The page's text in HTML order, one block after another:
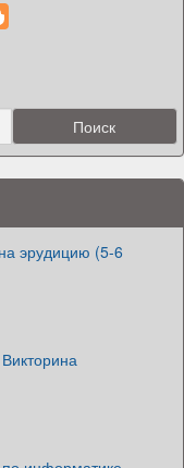
эрудицию (5-6